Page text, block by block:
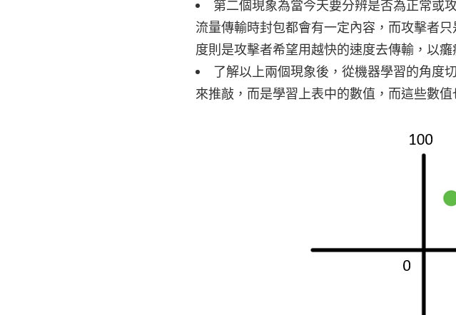
第二個現象為當今天要分辨是否為正常或
流量傳輸時封包都會有一定內容，而攻擊者
度則是攻擊者希望用越快的速度去傳輸，以
了解以上兩個現象後，從機器學習的角度
來推敲，而是學習上表中的數值，而這些數